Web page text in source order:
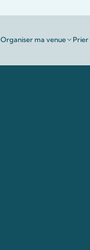
Organiser ma venue Prier